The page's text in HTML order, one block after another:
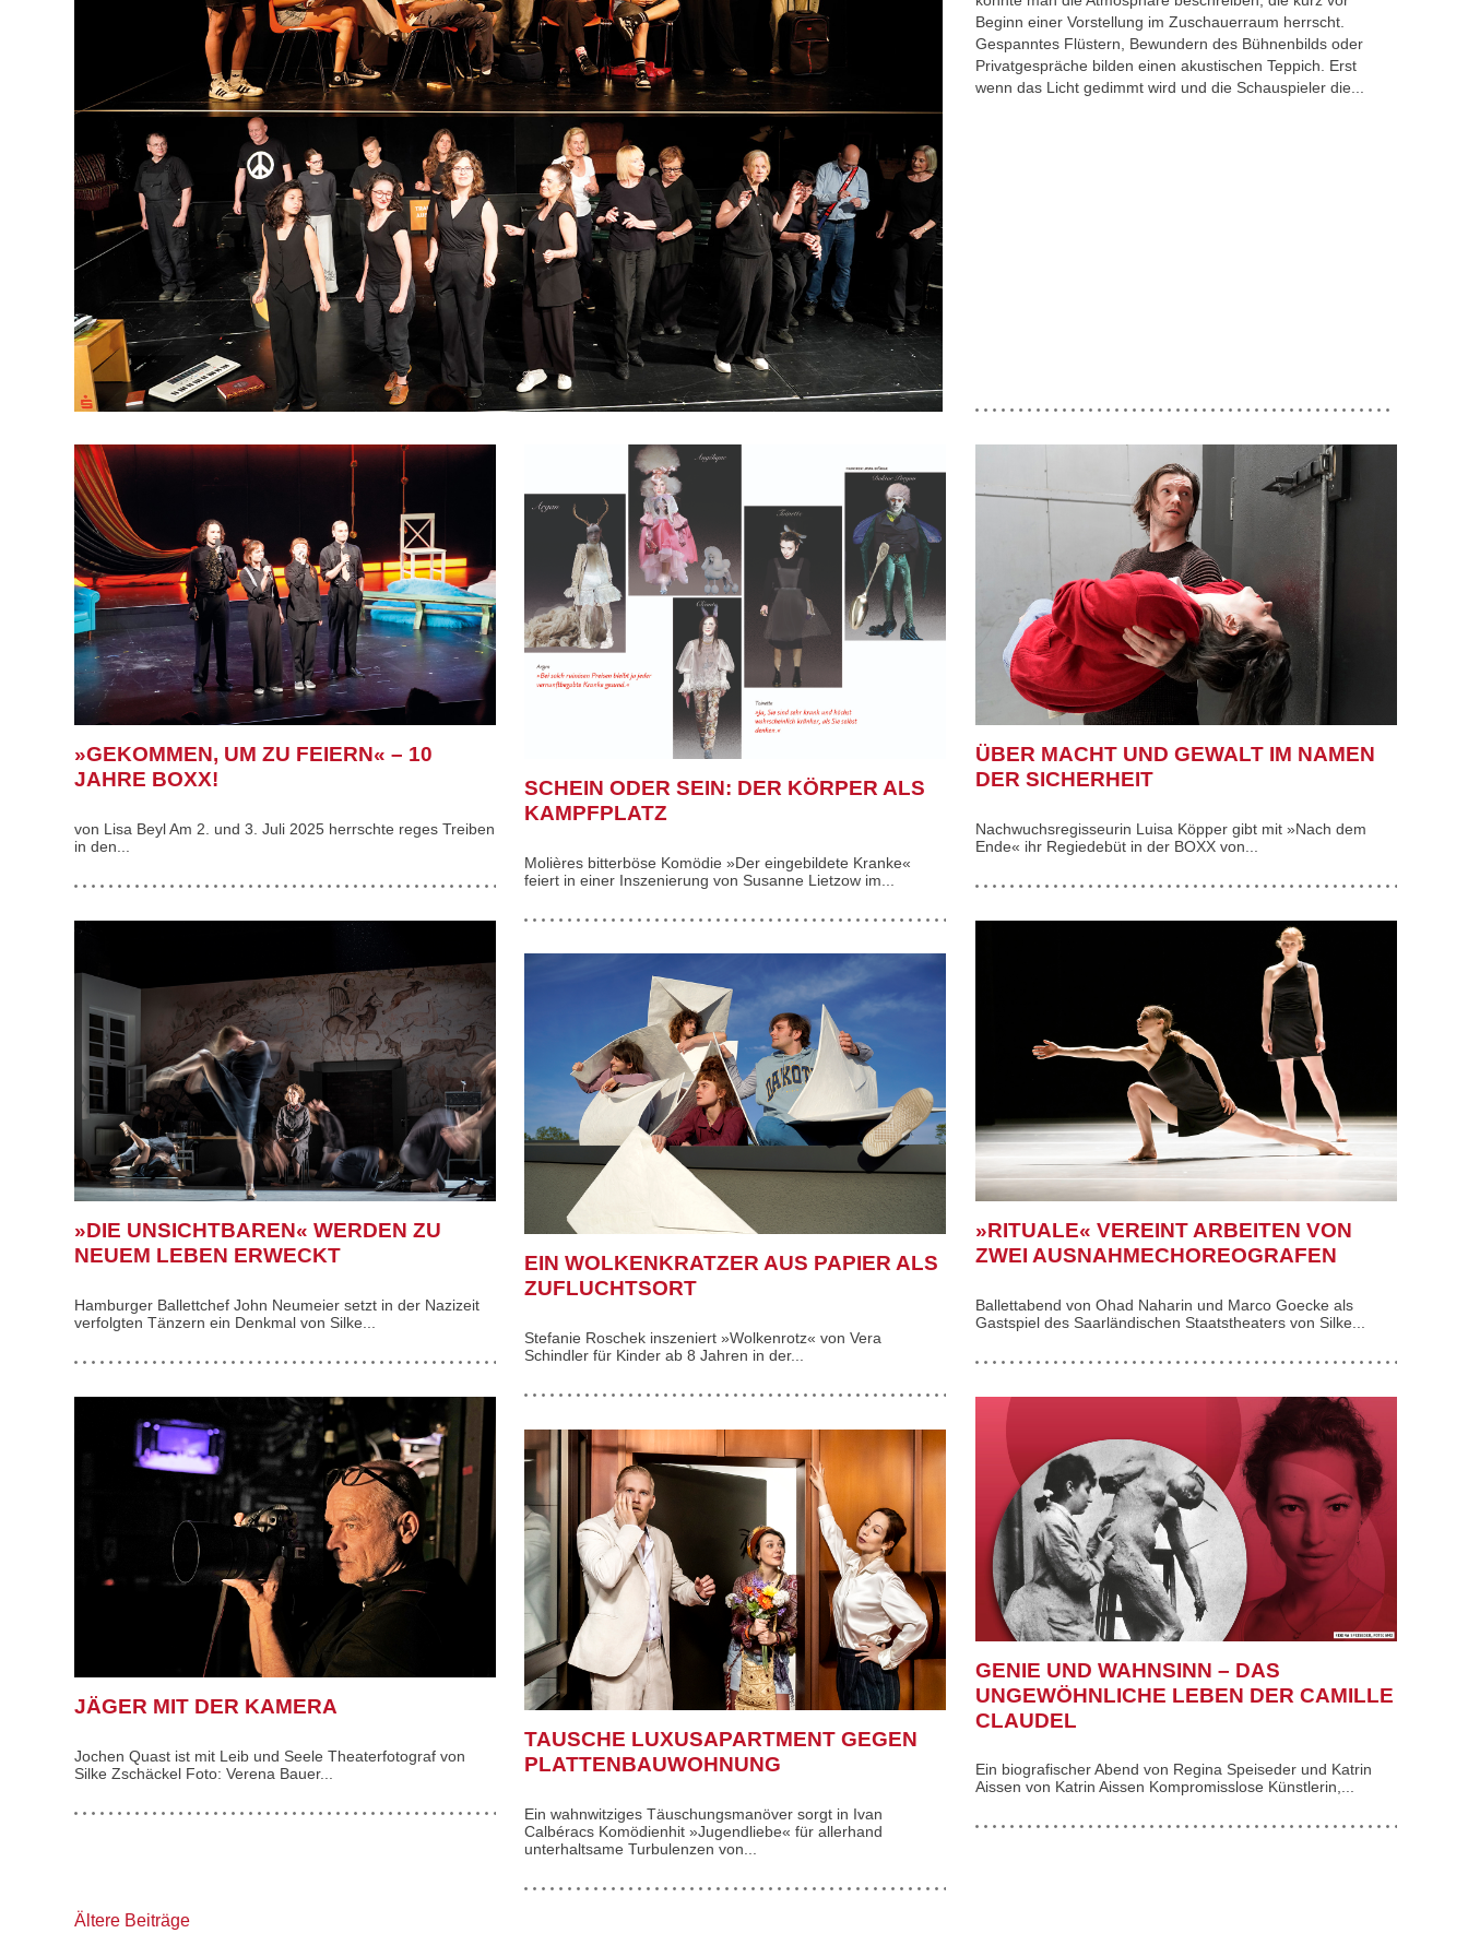
Beginn einer Vorstellung im Zuschauerraum herrscht.
Gespanntes Flüstern, Bewundern des Bühnenbilds oder
Privatgespräche bilden einen akustischen Teppich. Erst
wenn das Licht gedimmt wird und die Schauspieler die...
»GEKOMMEN, UM ZU FEIERN« – 10
JAHRE BOXX!
von Lisa Beyl Am 2. und 3. Juli 2025 herrschte reges Treiben
in den...
SCHEIN ODER SEIN: DER KÖRPER ALS
KAMPFPLATZ
Molières bitterböse Komödie »Der eingebildete Kranke«
feiert in einer Inszenierung von Susanne Lietzow im...
ÜBER MACHT UND GEWALT IM NAMEN
DER SICHERHEIT
Nachwuchsregisseurin Luisa Köpper gibt mit »Nach dem
Ende« ihr Regiedebüt in der BOXX von...
»DIE UNSICHTBAREN« WERDEN ZU
NEUEM LEBEN ERWECKT
Hamburger Ballettchef John Neumeier setzt in der Nazizeit
verfolgten Tänzern ein Denkmal von Silke...
»RITUALE« VEREINT ARBEITEN VON
ZWEI AUSNAHMECHOREOGRAFEN
Ballettabend von Ohad Naharin und Marco Goecke als
Gastspiel des Saarländischen Staatstheaters von Silke...
EIN WOLKENKRATZER AUS PAPIER ALS
ZUFLUCHTSORT
Stefanie Roschek inszeniert »Wolkenrotz« von Vera
Schindler für Kinder ab 8 Jahren in der...
JÄGER MIT DER KAMERA
Jochen Quast ist mit Leib und Seele Theaterfotograf von
Silke Zschäckel Foto: Verena Bauer...
GENIE UND WAHNSINN – DAS
UNGEWÖHNLICHE LEBEN DER CAMILLE
CLAUDEL
Ein biografischer Abend von Regina Speiseder und Katrin
Aissen von Katrin Aissen Kompromisslose Künstlerin,...
TAUSCHE LUXUSAPARTMENT GEGEN
PLATTENBAUWOHNUNG
Ein wahnwitziges Täuschungsmanöver sorgt in Ivan
Calbéracs Komödienhit »Jugendliebe« für allerhand
unterhaltsame Turbulenzen von...
Beitragsnavigation
Ältere Beiträge